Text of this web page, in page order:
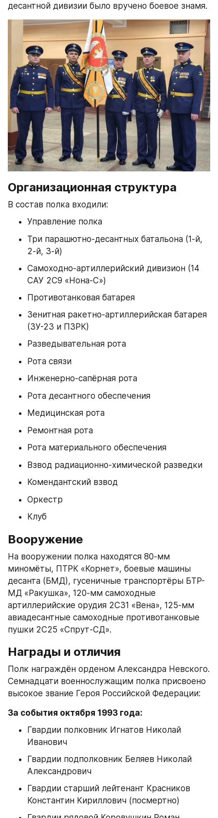
десантной дивизии было вручено боевое знамя.​
Организационная структура
В состав полка входили:​
Управление полка
Три парашютно-десантных батальона (1-й,
2-й, 3-й)
Самоходно-артиллерийский дивизион (14
САУ 2С9 «Нона-С»)
Противотанковая батарея
Зенитная ракетно-артиллерийская батарея
(ЗУ-23 и ПЗРК)
Разведывательная рота
Рота связи
Инженерно-сапёрная рота
Рота десантного обеспечения
Медицинская рота
Ремонтная рота
Рота материального обеспечения
Взвод радиационно-химической разведки
Комендантский взвод
Оркестр
Клуб
Вооружение
На вооружении полка находятся 80-мм
миномёты, ПТРК «Корнет», боевые машины
десанта (БМД), гусеничные транспортёры БТР-
МД «Ракушка», 120-мм самоходные
артиллерийские орудия 2С31 «Вена», 125-мм
авиадесантные самоходные противотанковые
пушки 2С25 «Спрут-СД».​
Награды и отличия
Полк награждён орденом Александра Невского.
Семнадцати военнослужащим полка присвоено
высокое звание Героя Российской Федерации:​
За события октября 1993 года:
Гвардии полковник Игнатов Николай
Иванович
Гвардии подполковник Беляев Николай
Александрович
Гвардии старший лейтенант Красников
Константин Кириллович (посмертно)